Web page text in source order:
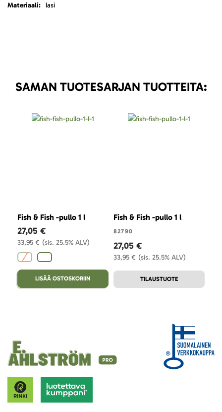
lasi
SAMAN TUOTESARJAN TUOTTEITA:
Fish & Fish -pullo 1 l
(sis. 25.5% ALV)
33,95 €
27,05 €
LISÄÄ OSTOSKORIIN
Fish & Fish -pullo 1 l
82790
(sis. 25.5% ALV)
33,95 €
27,05 €
TILAUSTUOTE